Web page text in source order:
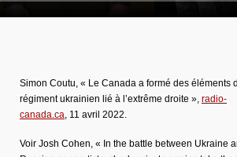
Simon Coutu, « Le Canada a formé des éléments
régiment ukrainien lié à l’extrême droite », radio-
canada.ca, 11 avril 2022.
Voir Josh Cohen, « In the battle between Ukraine